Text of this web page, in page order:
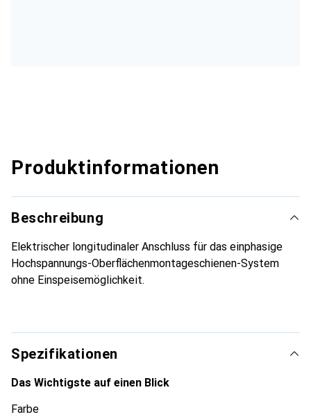
Produktinformationen
Beschreibung
Elektrischer longitudinaler Anschluss für das einphasige
Hochspannungs-Oberflächenmontageschienen-System
ohne Einspeisemöglichkeit.
Spezifikationen
Das Wichtigste auf einen Blick
Farbe